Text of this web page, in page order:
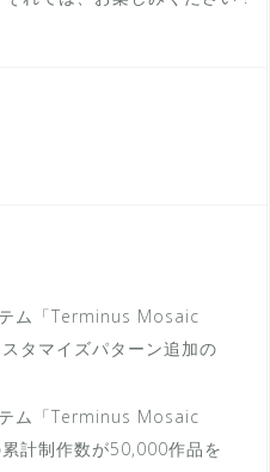
ム「Terminus Mosaic
タマイズパターン追加の
ム「Terminus Mosaic
計制作数が50,000作品を